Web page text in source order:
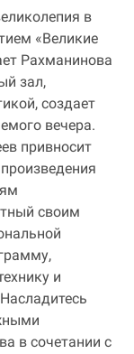
в
«Великие
Рахманинова
зал,
создает
вечера.
привносит
своим
и
в сочетании с